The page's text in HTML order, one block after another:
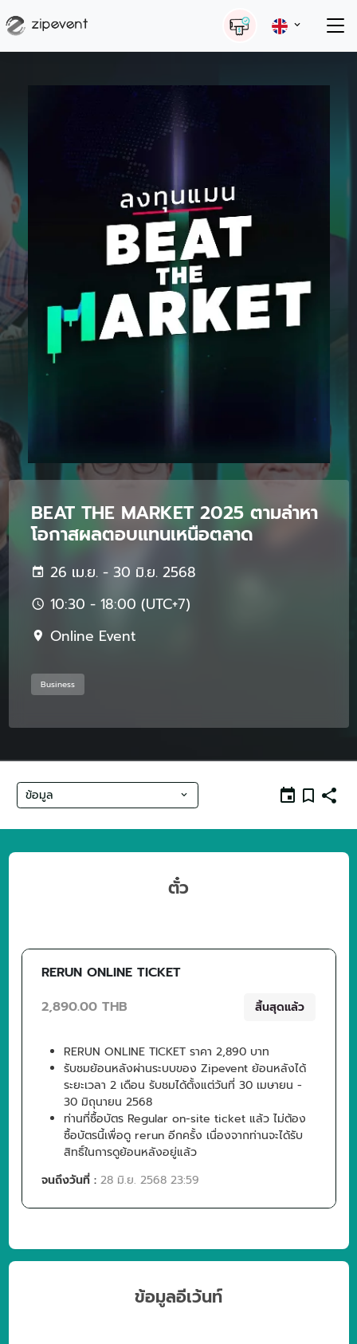
BEAT THE MARKET 2025 ตามล่าหา
โอกาสผลตอบแทนเหนือตลาด
26 เม.ย. - 30 มิ.ย. 2568
10:30 - 18:00 (UTC+7)
Online Event
Business
ข้อมูล
ตั๋ว
RERUN ONLINE TICKET
2,890.00 THB
สิ้นสุดแล้ว
RERUN ONLINE TICKET ราคา 2,890 บาท
รับชมย้อนหลังผ่านระบบของ Zipevent ย้อนหลังได้
ระยะเวลา 2 เดือน รับชมได้ตั้งแต่วันที่ 30 เมษายน -
30 มิถุนายน 2568
ท่านที่ซื้อบัตร Regular on-site ticket แล้ว ไม่ต้อง
ซื้อบัตรนี้เพื่อดู rerun อีกครั้ง เนื่องจากท่านจะได้รับ
สิทธิ์ในการดูย้อนหลังอยู่แล้ว
จนถึงวันที่ : 28 มิ.ย. 2568 23:59
ข้อมูลอีเว้นท์